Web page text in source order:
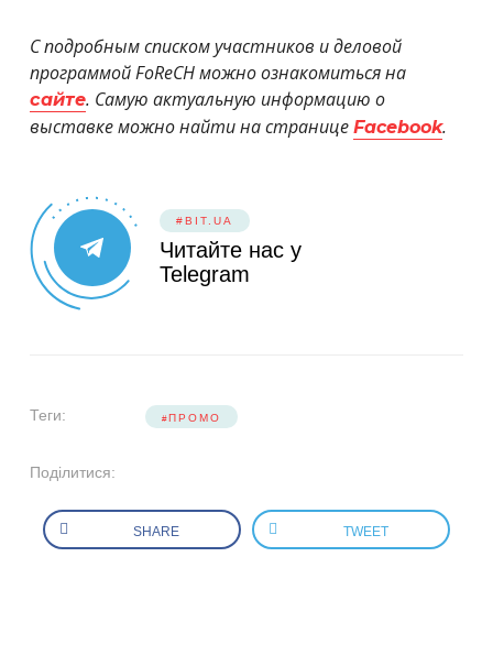
С подробным списком участников и деловой
программой FoReCH можно ознакомиться на
сайте. Самую актуальную информацию о
выставке можно найти на странице Facebook.
#BIT.UA
Читайте нас у
Telegram
Теги: ПРОМО
Поділитися:
SHARE TWEET